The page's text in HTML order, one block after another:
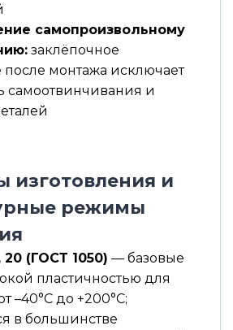
самопроизвольному
заклёпочное
монтажа исключает
самоотвинчивания и
изготовления и
режимы
20 (ГОСТ 1050) — базовые
пластичностью для
–40°С до +200°С;
в большинстве